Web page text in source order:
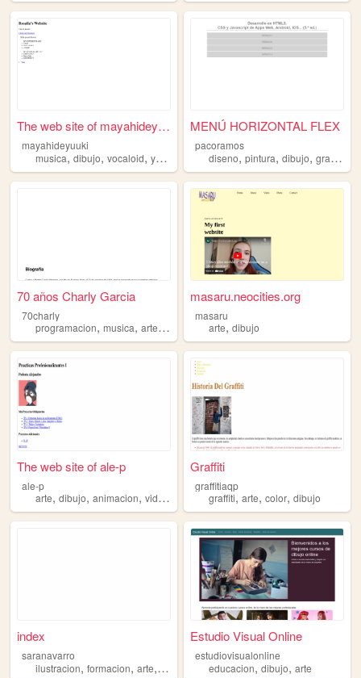
The web site of mayahideyuuki
mayahideyuuki
musica, dibujo, vocaloid, yaoi
MENÚ HORIZONTAL FLEX
pacoramos
diseno,pintura,dibujo,grafico
70 años Charly Garcia
70charly
programacion, musica, arte,tecnologia,dibujo
masaru.neocities.org
masaru
arte,dibujo
The web site of ale-p
ale-p
arte, dibujo, animacion, videojuegos
Graffiti
graffitiaqp
graffiti,arte,color,dibujo
index
saranavarro
ilustracion, formacion, arte, dibujo proyectos
Estudio Visual Online
estudiovisualonline
educacion,dibujo,arte